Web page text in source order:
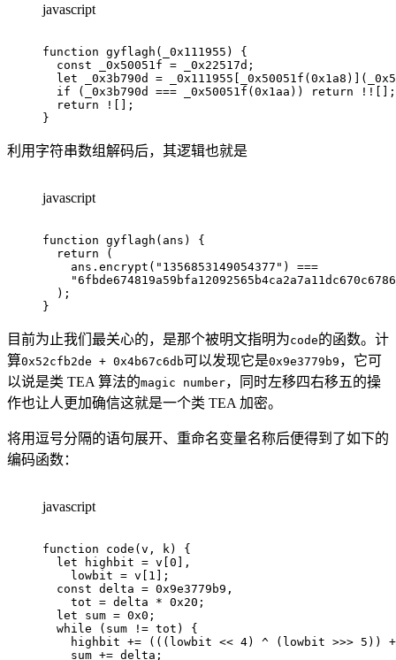
javascript
function gyflagh ( _0x111955 )
{
const _0x50051f = _0x22517d ;
let _0x3b790d = _0x111955 _0x50051f ( 0x1a8 ) (
if
( _0x3b790d === _0x50051f ( 0x1aa ) ) return ! !
;
return
!
;
}
利用字符串数组解码后，其逻辑也就是
javascript
function gyflagh ( ans )
{
return
(
    ans
. encrypt ( "1356853149054377" )
===
) ;
}
目前为止我们最关心的，是那个被明文指明为code的函数。计
算0x52cfb2de + 0x4b67c6db可以发现它是0x9e3779b9 ，它可
以说是类 TEA 算法的magic number，同时左移四右移五的操
作也让人更加确信这就是一个类 TEA 加密。
将用逗号分隔的语句展开、重命名变量名称后便得到了如下的
编码函数：
javascript
function code ( v , k )
{
let highbit = v 0
,
    lowbit
= v 1
;
const delta = 0x9e3779b9 ,
    tot
= delta * 0x20 ;
let sum = 0x0 ;
while
( sum != tot )
{
    highbit
+= ( ( ( lowbit << 4) ^ ( lowbit >>> 5 ) )
+
    sum
+= delta ;